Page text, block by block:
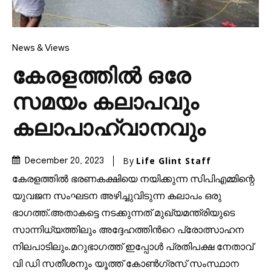
News & Views
കേരളത്തിൽ ഒരേ
സമയം കലാപവും
കലാപാഹ്വാനവും
December 20, 2023 By Life Glint Staff
കേരളത്തിൽ ഭരണകക്ഷിയെ നയിക്കുന്ന സിപിഎമ്മിന്റെ
യുവജന സംഘടന അഴിച്ചുവിടുന്ന കലാപം ഒരു
ഭാഗത്ത്.അതാകട്ടെ നടക്കുന്നത് മുഖ്യമന്ത്രിയുടെ
സാന്നിധ്യത്തിലും അദ്ദേഹത്തിൻറെ പ്രോത്സാഹന
നിലപാടിലും.മറുഭാഗത്ത് ഇപ്പോൾ പ്രതിപക്ഷ നേതാവ്
വി ഡി സതീശനും യൂത്ത് കോൺഗ്രസ് സംസ്ഥാന